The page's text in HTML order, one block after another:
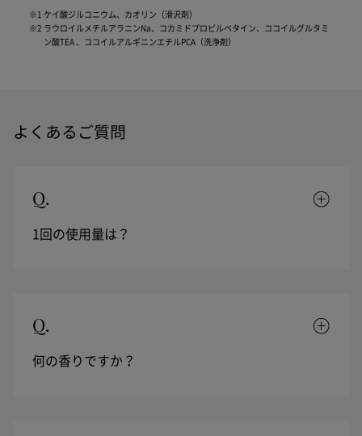
※1 ケイ酸ジルコニウム、カオリン（滑沢剤）
※2 ラウロイルメチルアラニンNa、コカミドプロピルベタイン、ココイルグルタミ
ン酸TEA 、ココイルアルギニンエチルPCA（洗浄剤）
よくあるご質問
Q.
1回の使用量は？
Q.
何の香りですか？